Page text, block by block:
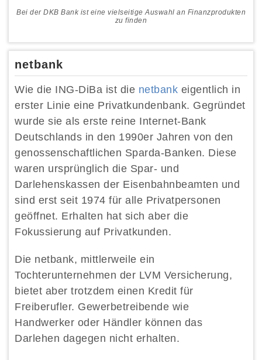
Bei der DKB Bank ist eine vielseitige Auswahl an Finanzprodukten
zu finden
netbank
Wie die ING-DiBa ist die netbank eigentlich in
erster Linie eine Privatkundenbank. Gegründet
wurde sie als erste reine Internet-Bank
Deutschlands in den 1990er Jahren von den
genossenschaftlichen Sparda-Banken. Diese
waren ursprünglich die Spar- und
Darlehenskassen der Eisenbahnbeamten und
sind erst seit 1974 für alle Privatpersonen
geöffnet. Erhalten hat sich aber die
Fokussierung auf Privatkunden.
Die netbank, mittlerweile ein
Tochterunternehmen der LVM Versicherung,
bietet aber trotzdem einen Kredit für
Freiberufler. Gewerbetreibende wie
Handwerker oder Händler können das
Darlehen dagegen nicht erhalten.